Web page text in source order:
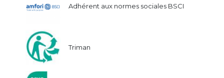
Adhérent aux normes sociales BSCI
Triman